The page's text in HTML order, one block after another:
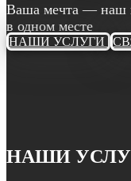
Ваша мечта — наш
в одном месте
НАШИ УСЛУГИ
НАШИ